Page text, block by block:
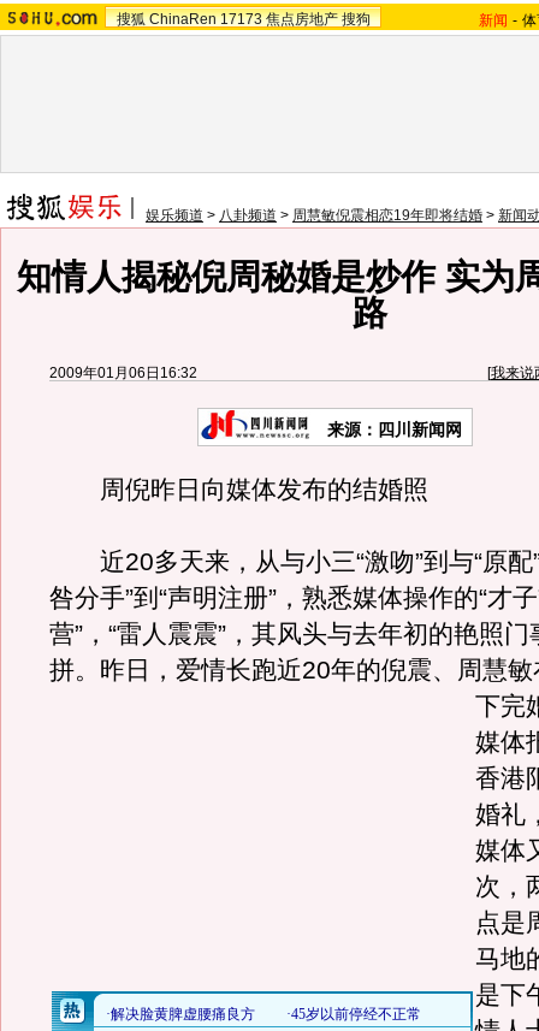
搜狐 ChinaRen 17173 焦点房地产 搜狗 新闻 -
娱乐频道 > 八卦频道 > 周慧敏倪震相恋19年即将结婚 > 新闻
知情人揭秘倪周秘婚是炒作 实为
路
2009年01月06日16:32 [我来说
来源：四川新闻网
周倪昨日向媒体发布的结婚照
近20多天来，从与小三“激吻”到与“原配
咎分手”到“声明注册”，熟悉媒体操作的“才
营”，“雷人震震”，其风头与去年初的艳照
拼。昨日，爱情长跑近20年的倪震、周慧
下完
媒体
香港
婚礼
媒体
次，
点是
马地
是下